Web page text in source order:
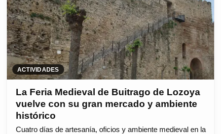
ACTIVIDADES
La Feria Medieval de Buitrago de Lozoya
vuelve con su gran mercado y ambiente
histórico
Cuatro días de artesanía, oficios y ambiente medieval en la